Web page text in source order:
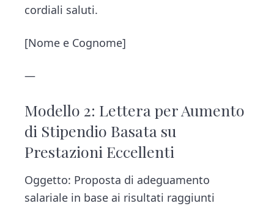
cordiali saluti.
[Nome e Cognome]
—
Modello 2: Lettera per Aumento
di Stipendio Basata su
Prestazioni Eccellenti
Oggetto: Proposta di adeguamento
salariale in base ai risultati raggiunti